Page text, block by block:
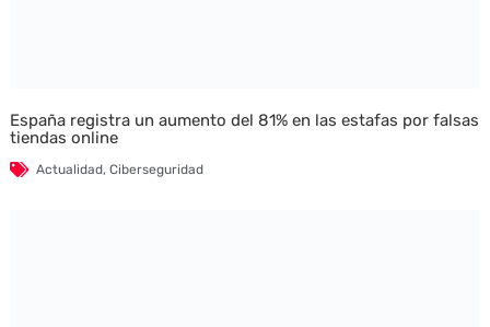
España registra un aumento del 81% en las estafas por falsas
tiendas online
Actualidad, Ciberseguridad